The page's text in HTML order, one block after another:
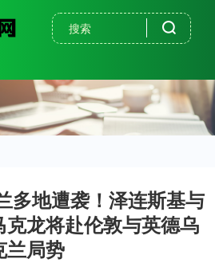
多地遭袭！泽连斯基与
龙将赴伦敦与英德乌
兰局势